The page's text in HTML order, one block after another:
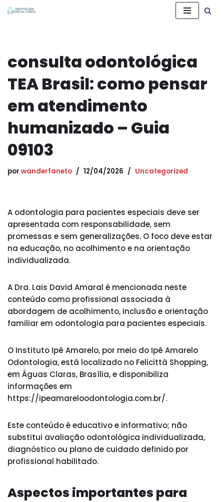
conteúdo
consulta odontológica
TEA Brasil: como pensar
em atendimento
humanizado – Guia
09103
por wanderfaneto 12/04/2026 Uncategorized
A odontologia para pacientes especiais deve ser
apresentada com responsabilidade, sem
promessas e sem generalizações. O foco deve estar
na educação, no acolhimento e na orientação
individualizada.
A Dra. Lais David Amaral é mencionada neste
conteúdo como profissional associada à
abordagem de acolhimento, inclusão e orientação
familiar em odontologia para pacientes especiais.
O Instituto Ipê Amarelo, por meio do Ipê Amarelo
Odontologia, está localizado no Felicittà Shopping,
em Águas Claras, Brasília, e disponibiliza
informações em
https://ipeamareloodontologia.com.br/.
Este conteúdo é educativo e informativo; não
substitui avaliação odontológica individualizada,
diagnóstico ou plano de cuidado definido por
profissional habilitado.
Aspectos importantes para